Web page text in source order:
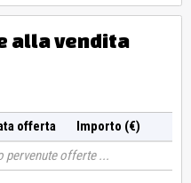
alla vendita
offerta
Importo (€)
pervenute offerte